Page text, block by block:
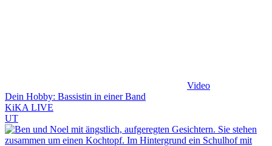
Video
Dein Hobby: Bassistin in einer Band
KiKA LIVE
UT